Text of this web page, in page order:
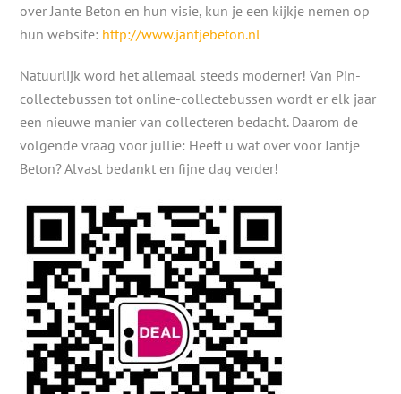
over Jante Beton en hun visie, kun je een kijkje nemen op
hun website: http://www.jantjebeton.nl
Natuurlijk word het allemaal steeds moderner! Van Pin-
collectebussen tot online-collectebussen wordt er elk jaar
een nieuwe manier van collecteren bedacht. Daarom de
volgende vraag voor jullie: Heeft u wat over voor Jantje
Beton? Alvast bedankt en fijne dag verder!